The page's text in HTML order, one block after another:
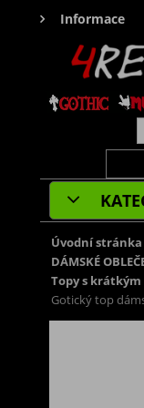
Informace
Úvodní stránka
DÁMSKÉ
Topy s
Gotický top